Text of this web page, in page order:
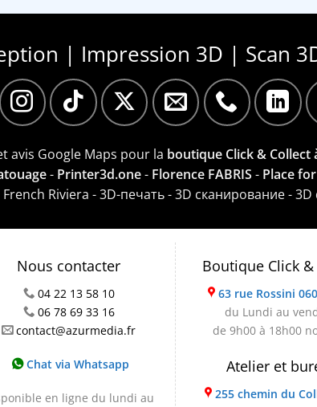
| Impression 3D | Scan
avis Google Maps pour la boutique Click & Collect
- Printer3d.one- Florence FABRIS - Place
Riviera - 3D-печать - 3D сканирование - 3D
Nous contacter
04 22 13 58 10
06 78 69 33 16
contact@azurmedia.fr
Chat via Whatsapp
en ligne du lundi au
Boutique Click
63 rue Rossini
du Lundi au
de 9h00 à 18h00
Atelier et
255 chemin du